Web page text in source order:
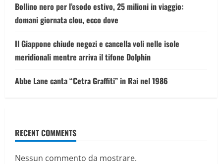
Bollino nero per l’esodo estivo, 25 milioni in viaggio:
domani giornata clou, ecco dove
Il Giappone chiude negozi e cancella voli nelle isole
meridionali mentre arriva il tifone Dolphin
Abbe Lane canta “Cetra Graffiti” in Rai nel 1986
RECENT COMMENTS
Nessun commento da mostrare.